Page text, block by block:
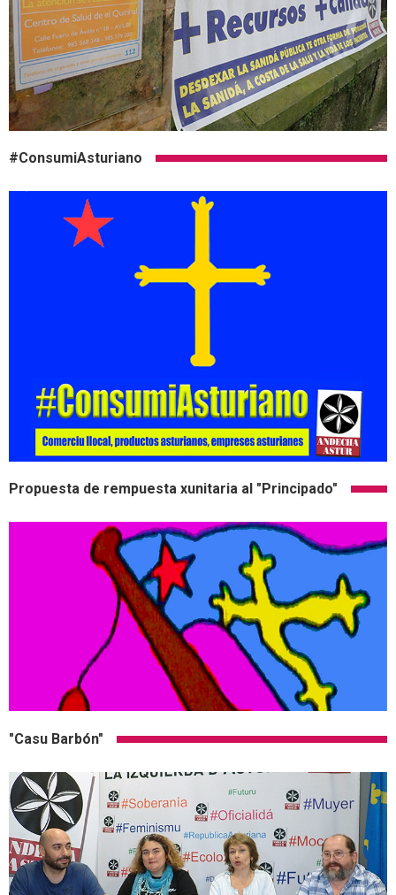
#ConsumiAsturiano
Propuesta de rempuesta xunitaria al "Principado"
"Casu Barbón"